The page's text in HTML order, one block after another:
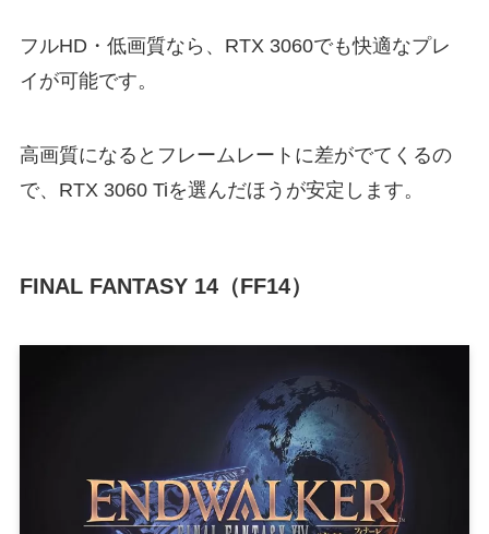
フルHD・低画質なら、RTX 3060でも快適なプレ
イが可能です。
高画質になるとフレームレートに差がでてくるの
で、RTX 3060 Tiを選んだほうが安定します。
FINAL FANTASY 14（FF14）